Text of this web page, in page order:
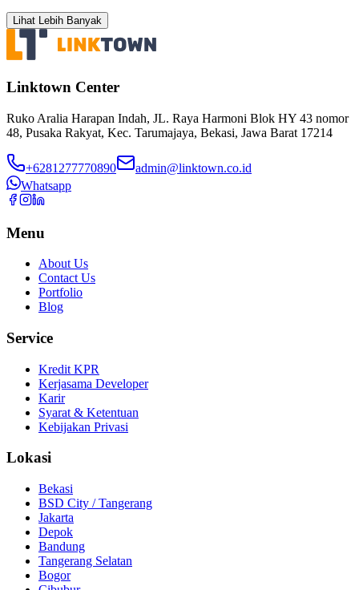
Lihat Lebih Banyak
Linktown Center
Ruko Aralia Harapan Indah, JL. Raya Harmoni Blok HY 43 nomor
48, Pusaka Rakyat, Kec. Tarumajaya, Bekasi, Jawa Barat 17214
+6281277770890
admin@linktown.co.id
Whatsapp
Menu
About Us
Contact Us
Portfolio
Blog
Service
Kredit KPR
Kerjasama Developer
Karir
Syarat & Ketentuan
Kebijakan Privasi
Lokasi
Bekasi
BSD City / Tangerang
Jakarta
Depok
Bandung
Tangerang Selatan
Bogor